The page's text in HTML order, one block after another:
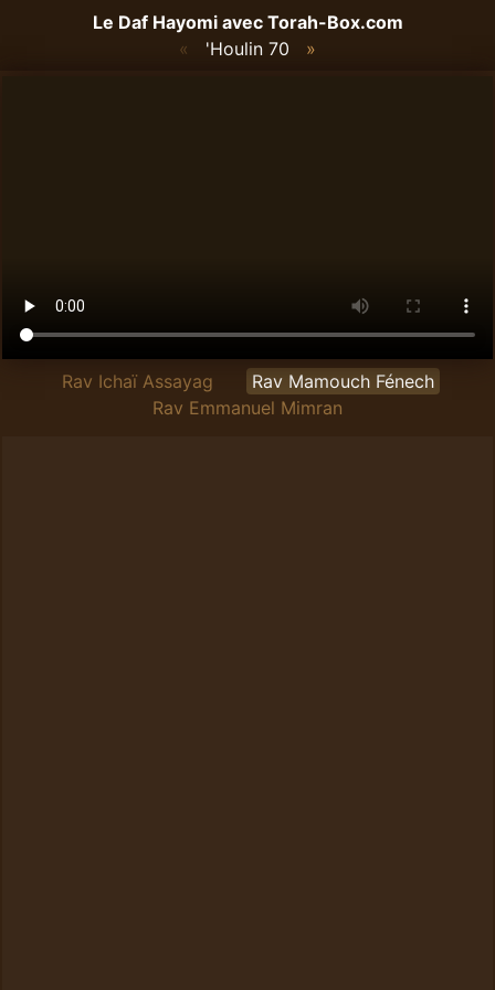
Le Daf Hayomi avec Torah-Box.com
« 'Houlin 70 »
Rav Ichaï Assayag
Rav Mamouch Fénech
Rav Emmanuel Mimran